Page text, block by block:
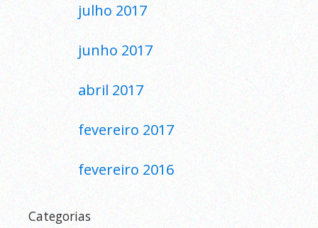
julho 2017
junho 2017
abril 2017
fevereiro 2017
fevereiro 2016
Categorias